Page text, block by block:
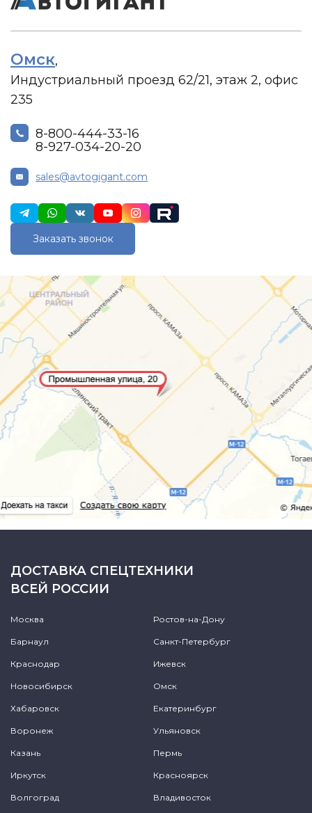
Омск,
Индустриальный проезд 62/21, этаж 2, офис
235
8-800-444-33-16
8-927-034-20-20
sales@avtogigant.com
Заказать звонок
ДОСТАВКА СПЕЦТЕХНИКИ
ВСЕЙ РОССИИ
Москва Ростов-на-Дону
Барнаул Санкт-Петербург
Краснодар Ижевск
Новосибирск Омск
Хабаровск Екатеринбург
Воронеж Ульяновск
Казань Пермь
Иркутск Красноярск
Волгоград Владивосток